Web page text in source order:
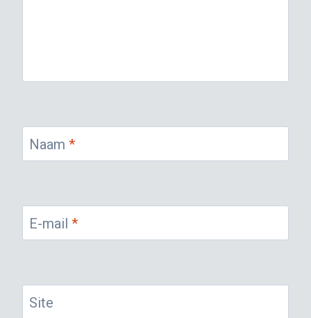
Naam *
E-mail *
Site